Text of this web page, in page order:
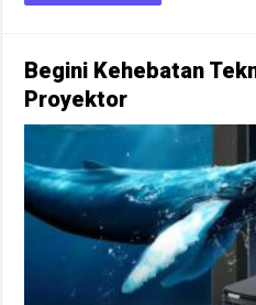
Begini Kehebatan
Proyektor